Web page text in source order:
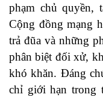
phạm chủ quyền,
Cộng đồng mạng
trả đũa và những
phân biệt đối xử,
khó khăn. Đáng
chỉ giới hạn trong